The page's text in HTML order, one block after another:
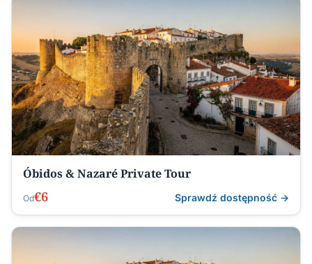
Óbidos & Nazaré Private Tour
Od€6 Sprawdź dostępność →